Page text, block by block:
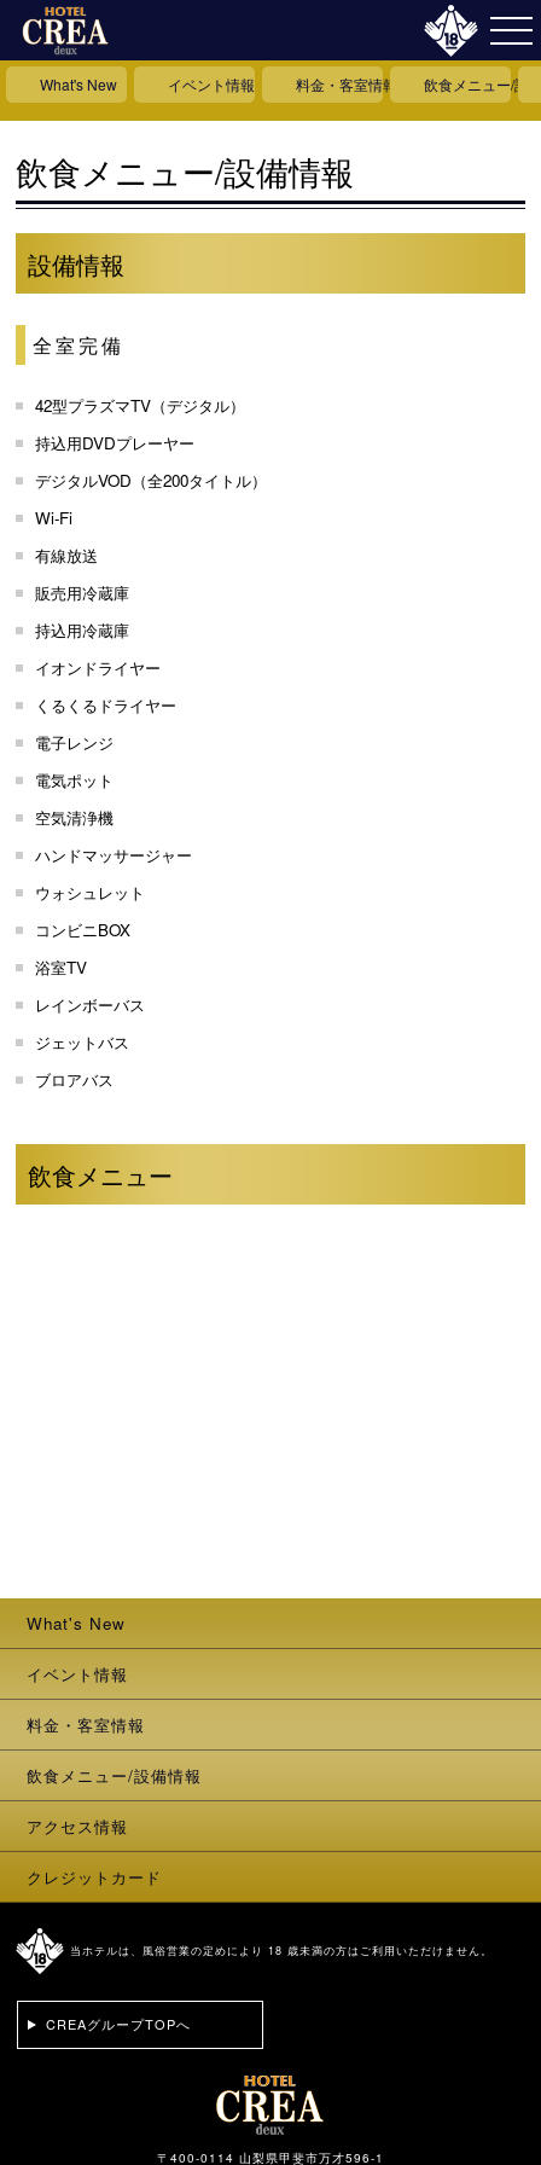
What's New イベント情報 料金・客室情報 飲食メニュー/設
飲食メニュー/設備情報
設備情報
全室完備
42型プラズマTV（デジタル）
持込用DVDプレーヤー
デジタルVOD（全200タイトル）
Wi-Fi
有線放送
販売用冷蔵庫
持込用冷蔵庫
イオンドライヤー
くるくるドライヤー
電子レンジ
電気ポット
空気清浄機
ハンドマッサージャー
ウォシュレット
コンビニBOX
浴室TV
レインボーバス
ジェットバス
ブロアバス
飲食メニュー
What's New
イベント情報
料金・客室情報
飲食メニュー/設備情報
アクセス情報
クレジットカード
当ホテルは、風俗営業の定めにより 18 歳未満の方はご利用いただけません。
CREAグループTOPへ
〒400-0114 山梨県甲斐市万才596-1